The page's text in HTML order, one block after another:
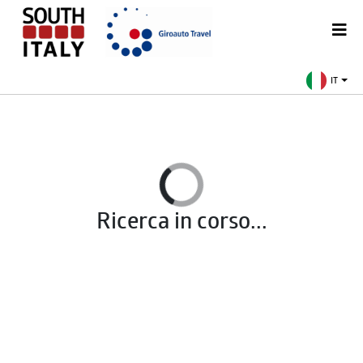
IT
Ricerca in corso...